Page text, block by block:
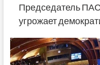
Председатель
угрожает